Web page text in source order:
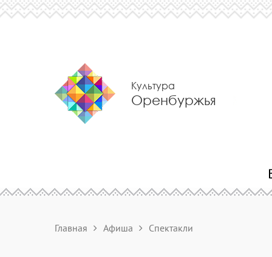
Культура
Оренбуржья
Главная Афиша Спектакли